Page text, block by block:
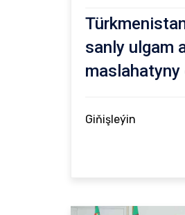
sanly ulgam
maslahatyny
Giňişleýin